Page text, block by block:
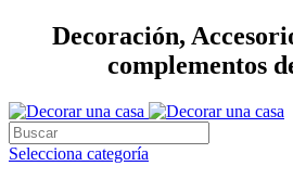
Decoración,
complementos
Selecciona categoría